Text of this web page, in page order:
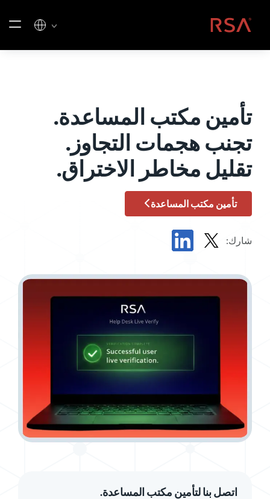
الصفحة الرئيسية
تأمين مكتب المساعدة.
تجنب هجمات التجاوز.
تقليل مخاطر الاختراق.
تأمين مكتب المساعدة
شارك:
اتصل بنا لتأمين مكتب المساعدة.